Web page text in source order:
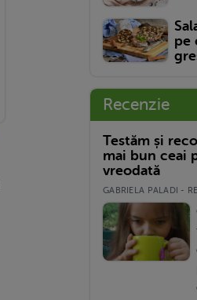
pe
Recenzie
Testăm și
mai bun ceai
vreodată
GABRIELA PALADI -